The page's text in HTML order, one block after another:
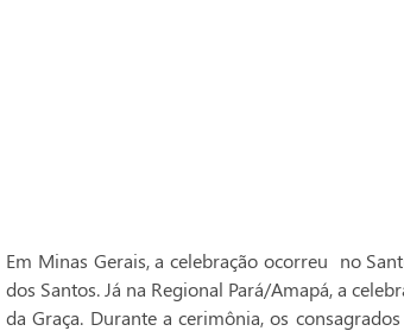
Em Minas Gerais, a celebração ocorreu no
dos Santos. Já na Regional Pará/Amapá, a
da Graça. Durante a cerimônia, os